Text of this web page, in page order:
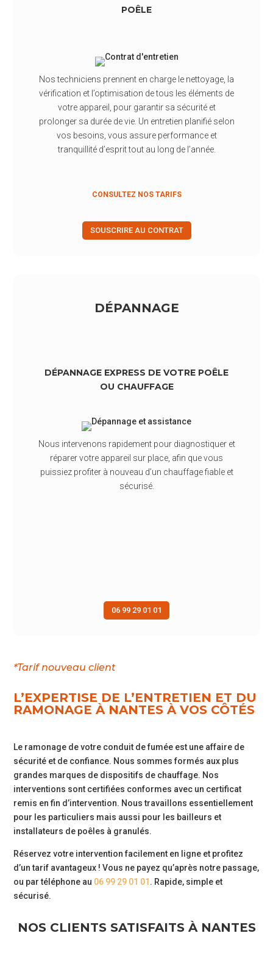
POÊLE
Nos techniciens prennent en charge le nettoyage, la
vérification et l’optimisation de tous les éléments de
votre appareil, pour garantir sa sécurité et
prolonger sa durée de vie. Un entretien planifié selon
vos besoins, vous assure performance et
tranquillité d’esprit tout au long de l’année.
CONSULTEZ NOS TARIFS
SOUSCRIRE AU CONTRAT
DÉPANNAGE
DÉPANNAGE EXPRESS DE VOTRE POÊLE
OU CHAUFFAGE
Nous intervenons rapidement pour diagnostiquer et
réparervotre appareil sur place afin quevous
puissiez profiter à nouveau d’un chauffagefiable et
sécurisé.
06 99 29 01 01
*Tarif nouveau client
L’EXPERTISE DE L’ENTRETIEN ET DU
RAMONAGE À NANTES À VOS CÔTÉS
Le ramonage de votre conduit de fumée est une affaire de
sécurité et de confiance. Nous sommes formés aux plus
grandes marques de dispositifs de chauffage. Nos
interventions sont certifiées conformes avec un certificat
remis en fin d’intervention. Nous travaillons essentiellement
pour les particuliers mais aussi pour les bailleurs et
installateurs de poêles à granulés.
Réservez votre intervention facilement en ligne et profitez
d’un tarif avantageux ! Vous ne payez qu’après notre passage,
ou par téléphone au 06 99 29 01 01 . Rapide, simple et
sécurisé.
NOS CLIENTS SATISFAITS À NANTES